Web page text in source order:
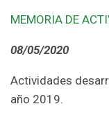
MEMORIA DE
08/05/2020
Actividades
año 2019.